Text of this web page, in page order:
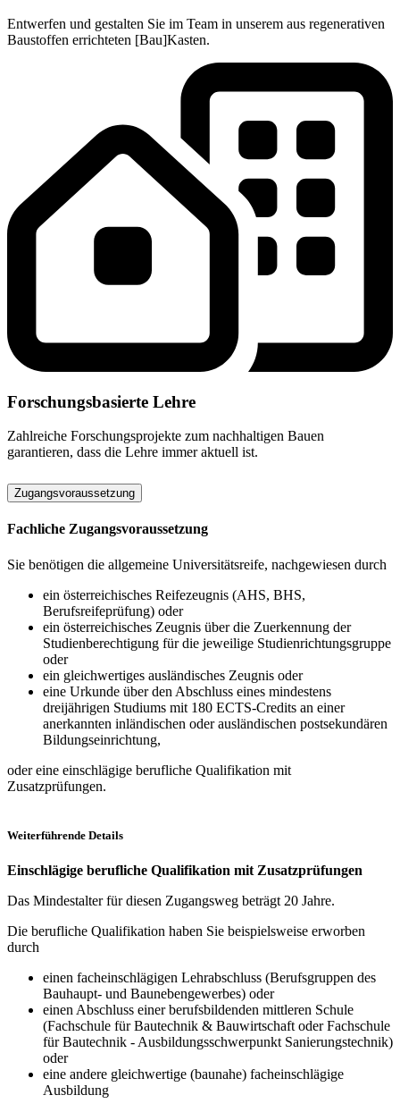
Entwerfen und gestalten Sie im Team in unserem aus regenerativen
Baustoffen errichteten [Bau]Kasten.
Forschungsbasierte Lehre
Zahlreiche Forschungsprojekte zum nachhaltigen Bauen
garantieren, dass die Lehre immer aktuell ist.
Zugangsvoraussetzung
Fachliche Zugangsvoraussetzung
Sie benötigen die allgemeine Universitätsreife, nachgewiesen durch
ein österreichisches Reifezeugnis (AHS, BHS,
Berufsreifeprüfung) oder
ein österreichisches Zeugnis über die Zuerkennung der
Studienberechtigung für die jeweilige Studienrichtungsgruppe
oder
ein gleichwertiges ausländisches Zeugnis oder
eine Urkunde über den Abschluss eines mindestens
dreijährigen Studiums mit 180 ECTS-Credits an einer
anerkannten inländischen oder ausländischen postsekundären
Bildungseinrichtung,
oder eine einschlägige berufliche Qualifikation mit
Zusatzprüfungen.
Weiterführende Details
Einschlägige berufliche Qualifikation mit Zusatzprüfungen
Das Mindestalter für diesen Zugangsweg beträgt 20 Jahre.
Die berufliche Qualifikation haben Sie beispielsweise erworben
durch
einen facheinschlägigen Lehrabschluss (Berufsgruppen des
Bauhaupt- und Baunebengewerbes) oder
einen Abschluss einer berufsbildenden mittleren Schule
(Fachschule für Bautechnik & Bauwirtschaft oder Fachschule
für Bautechnik - Ausbildungsschwerpunkt Sanierungstechnik)
oder
eine andere gleichwertige (baunahe) facheinschlägige
Ausbildung